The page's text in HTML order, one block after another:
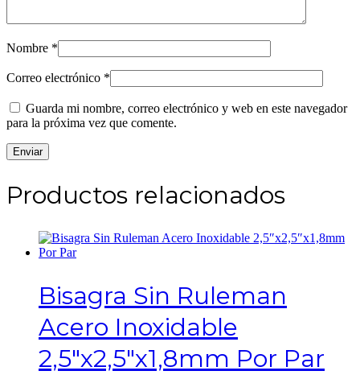
Nombre *
Correo electrónico *
Guarda mi nombre, correo electrónico y web en este navegador
para la próxima vez que comente.
Productos relacionados
Bisagra Sin Ruleman
Acero Inoxidable
2,5″x2,5″x1,8mm Por Par